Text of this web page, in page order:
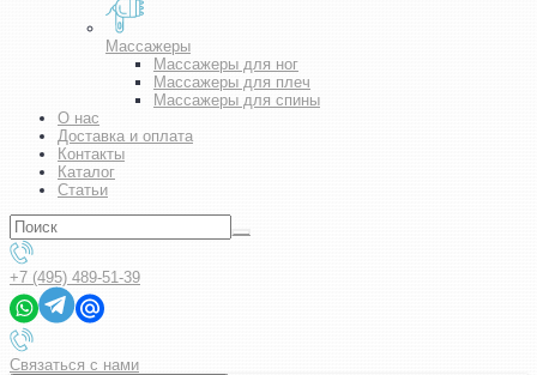
Массажеры
Массажеры для ног
Массажеры для плеч
Массажеры для спины
О нас
Доставка и оплата
Контакты
Каталог
Статьи
+7 (495) 489-51-39
Связаться с нами